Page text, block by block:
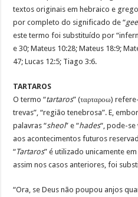
textos originais em hebraico e
por completo do significado de “
este termo foi substituído por
e 30; Mateus 10:28; Mateus 18:9;
47; Lucas 12:5; Tiago 3:6.
TARTAROS
O termo “tartaros” (ταρταροω)
trevas”, “região tenebrosa”. E,
palavras “sheol” e “hades“, pode-se
aos acontecimentos futuros
“Tartaros” é utilizado unicamente
assim nos casos anteriores, foi
“Ora, se Deus não poupou anjos